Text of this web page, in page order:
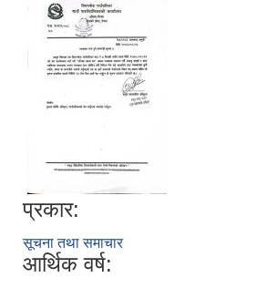
प्रकार:
सूचना तथा समाचार
आर्थिक वर्ष: